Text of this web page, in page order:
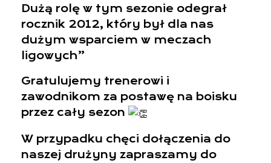
Dużą rolę w tym sezonie odegrał
rocznik 2012, który był dla nas
dużym wsparciem w meczach
ligowych”
Gratulujemy trenerowi i
zawodnikom za postawę na boisku
przez cały sezon
W przypadku chęci dołączenia do
naszej drużyny zapraszamy do